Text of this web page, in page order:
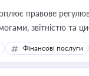
правове
звітністю та
корисне для
майна,
Фінансові послуги